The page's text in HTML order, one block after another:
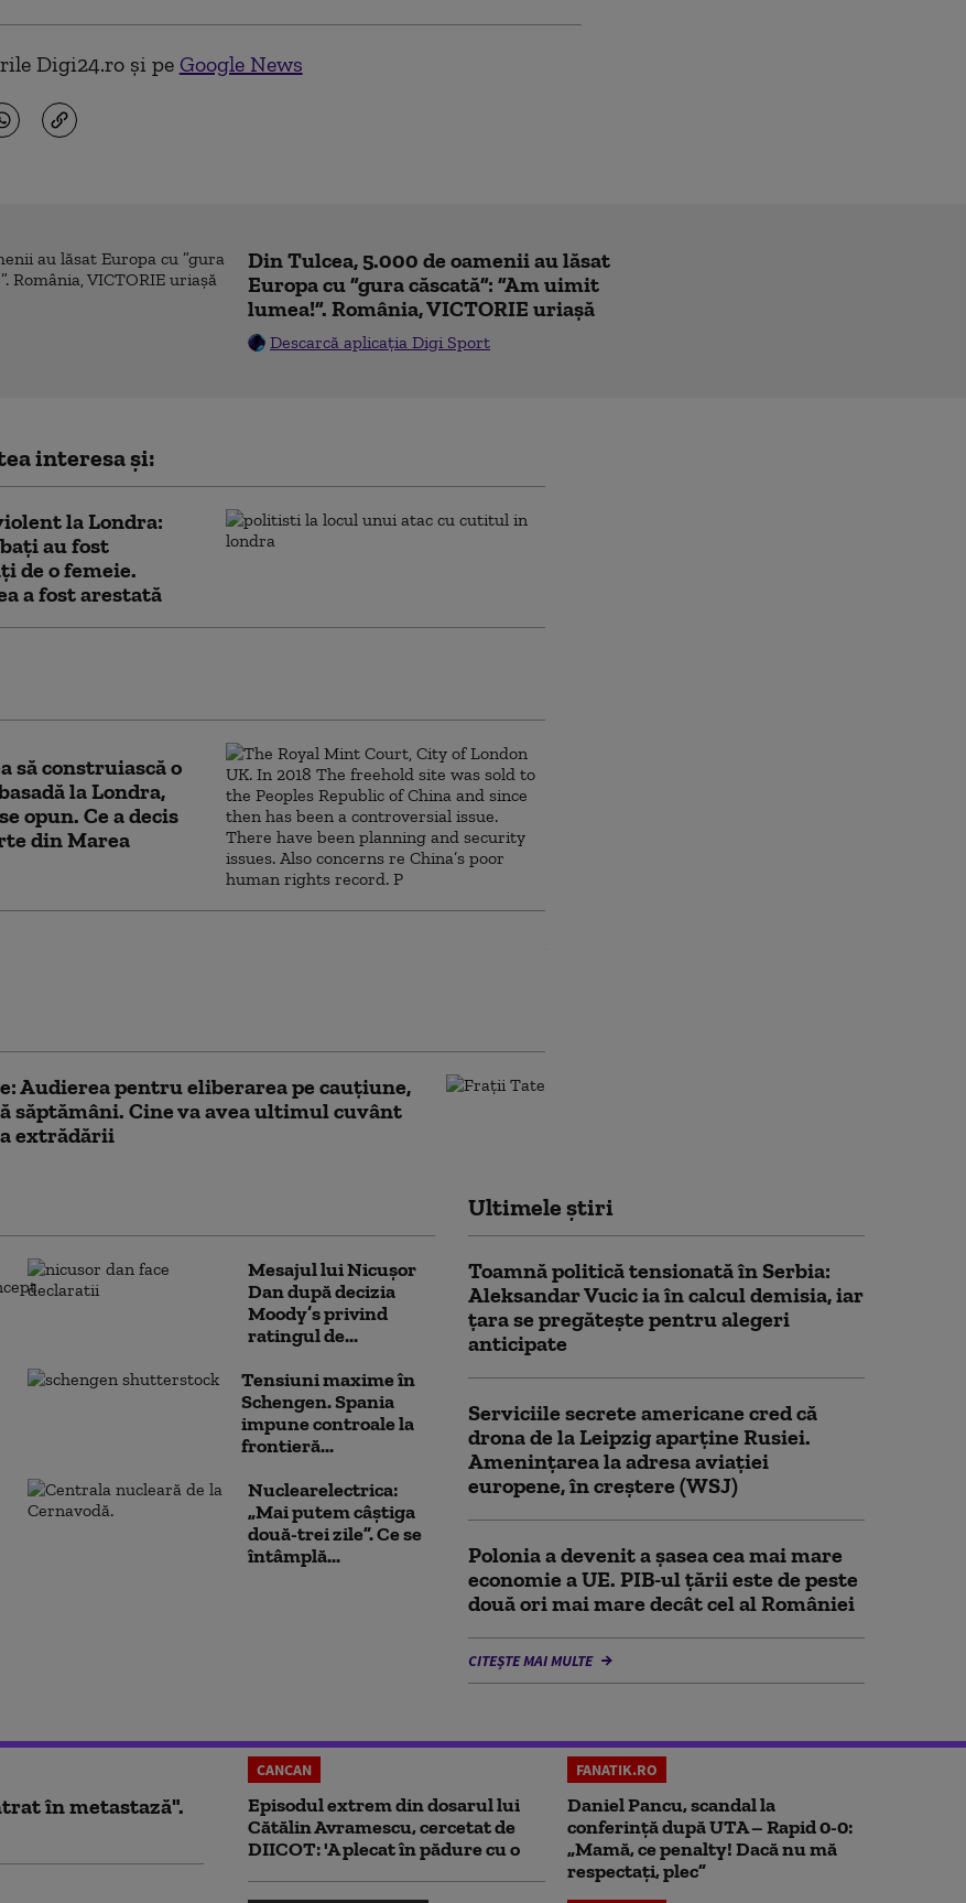
Digi24.ro și pe Google News
Din Tulcea, 5.000 de oamenii au lăsat
Europa cu ”gura căscată”: ”Am uimit
lumea!”. România, VICTORIE uriașă
Descarcă aplicația Digi Sport
interesa și:
la Londra:
au fost
de o femeie.
a fost arestată
să construiască o
la Londra,
opun. Ce a decis
din Marea
Audierea pentru eliberarea pe cauţiune,
săptămâni. Cine va avea ultimul cuvânt
extrădării
Mesajul lui Nicușor
Dan după decizia
Moody’s privind
ratingul de...
Tensiuni maxime în
Schengen. Spania
impune controale la
frontieră...
Nuclearelectrica:
„Mai putem câștiga
două-trei zile”. Ce se
întâmplă...
Ultimele știri
Toamnă politică tensionată în Serbia:
Aleksandar Vucic ia în calcul demisia, iar
țara se pregătește pentru alegeri
anticipate
Serviciile secrete americane cred că
drona de la Leipzig aparține Rusiei.
Amenințarea la adresa aviației
europene, în creștere (WSJ)
Polonia a devenit a șasea cea mai mare
economie a UE. PIB-ul țării este de peste
două ori mai mare decât cel al României
CITEȘTE MAI MULTE
în metastază".
CANCAN
Episodul extrem din dosarul lui
Cătălin Avramescu, cercetat de
DIICOT: 'A plecat în pădure cu o
FANATIK.RO
Daniel Pancu, scandal la
conferință după UTA – Rapid 0-0:
„Mamă, ce penalty! Dacă nu mă
respectați, plec”